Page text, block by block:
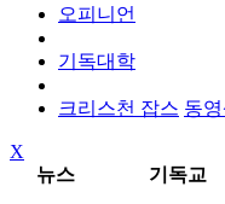
오피니언
기독대학
크리스천 잡스 동
X
뉴스
기독교